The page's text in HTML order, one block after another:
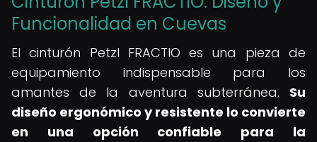
Funcionalidad en Cuevas
El cinturón Petzl FRACTIO es una pieza de
equipamiento indispensable para los
amantes de la aventura subterránea. Su
diseño ergonómico y resistente lo convierte
en una opción confiable para la